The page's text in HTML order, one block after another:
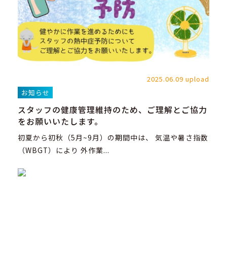
2025.06.09 upload
お知らせ
スタッフの健康管理維持のため、ご理解とご協力
をお願いいたします。
初夏から初秋（5月~9月）の期間中は、 気温や暑さ指数
（WBGT）により 外作業...